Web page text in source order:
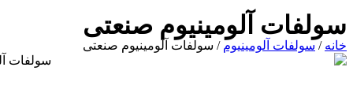
سولفات آلومینیوم صنعتی
خانه / سولفات آلومینیوم / سولفات آلومینیوم صنعتی